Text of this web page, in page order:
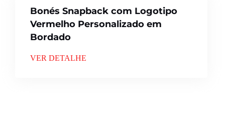
Bonés Snapback com Logotipo
Vermelho Personalizado em
Bordado
VER DETALHE